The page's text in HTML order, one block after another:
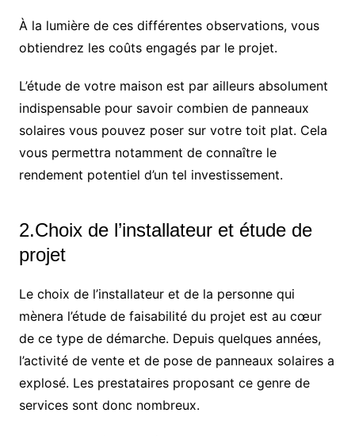
À la lumière de ces différentes observations, vous
obtiendrez les coûts engagés par le projet.
L’étude de votre maison est par ailleurs absolument
indispensable pour savoir combien de panneaux
solaires vous pouvez poser sur votre toit plat. Cela
vous permettra notamment de connaître le
rendement potentiel d’un tel investissement.
2.Choix de l’installateur et étude de
projet
Le choix de l’installateur et de la personne qui
mènera l’étude de faisabilité du projet est au cœur
de ce type de démarche. Depuis quelques années,
l’activité de vente et de pose de panneaux solaires a
explosé. Les prestataires proposant ce genre de
services sont donc nombreux.